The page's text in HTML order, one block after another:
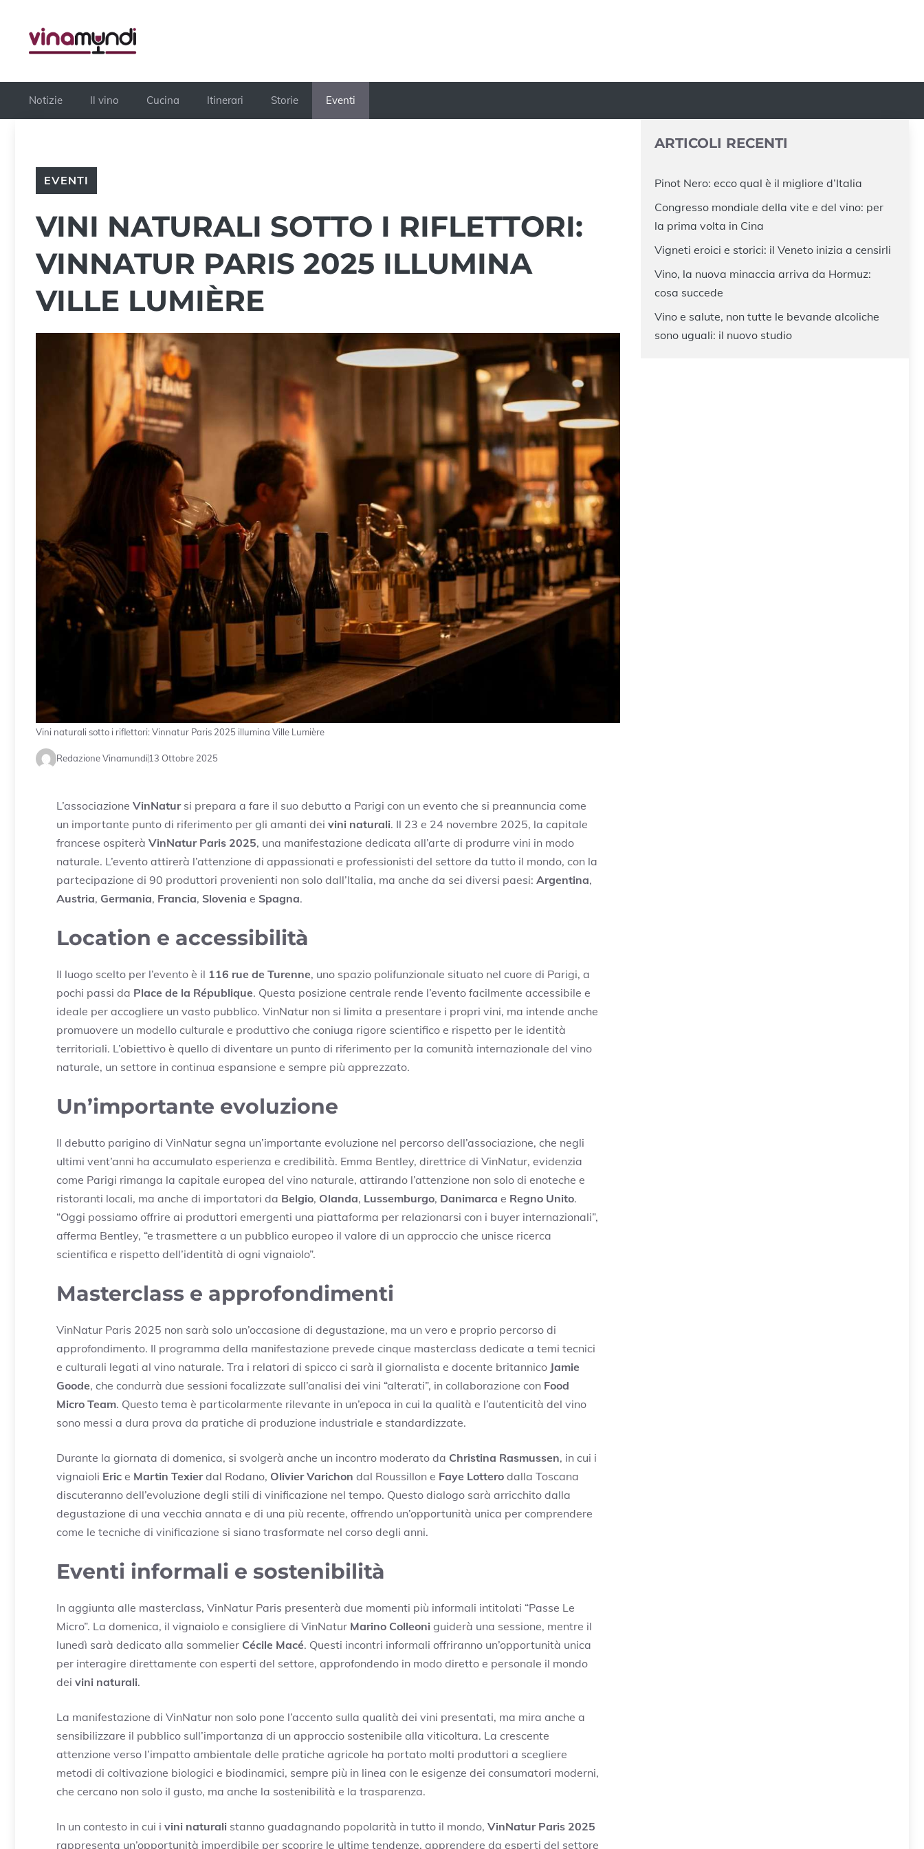
contenuto
Notizie Il vino Cucina Itinerari Storie Eventi
EVENTI
VINI NATURALI SOTTO I RIFLETTORI:
VINNATUR PARIS 2025 ILLUMINA
VILLE LUMIÈRE
Vini naturali sotto i riflettori: Vinnatur Paris 2025 illumina Ville Lumière
Redazione Vinamundi13 Ottobre 2025
L’associazione VinNatursi prepara a fare il suo debutto a Parigi con un evento che si preannuncia come
un importante punto di riferimento per gli amanti dei vini naturali. Il 23 e 24 novembre 2025, la capitale
francese ospiterà VinNatur Paris 2025, una manifestazione dedicata all’arte di produrre vini in modo
naturale. L’evento attirerà l’attenzione di appassionati e professionisti del settore da tutto il mondo, con la
partecipazione di 90 produttori provenienti non solo dall’Italia, ma anche da sei diversi paesi: Argentina,
Austria, Germania, Francia, Slovenia e Spagna.
Location e accessibilità
Il luogo scelto per l’evento è il 116 rue de Turenne, uno spazio polifunzionale situato nel cuore di Parigi, a
pochi passi da Place de la République. Questa posizione centrale rende l’evento facilmente accessibile e
ideale per accogliere un vasto pubblico. VinNatur non si limita a presentare i propri vini, ma intende anche
promuovere un modello culturale e produttivo che coniuga rigore scientifico e rispetto per le identità
territoriali. L’obiettivo è quello di diventare un punto di riferimento per la comunità internazionale del vino
naturale, un settore in continua espansione e sempre più apprezzato.
Un’importante evoluzione
Il debutto parigino di VinNatur segna un’importante evoluzione nel percorso dell’associazione, che negli
ultimi vent’anni ha accumulato esperienza e credibilità. Emma Bentley, direttrice di VinNatur, evidenzia
come Parigi rimanga la capitale europea del vino naturale, attirando l’attenzione non solo di enoteche e
ristoranti locali, ma anche di importatori da Belgio, Olanda, Lussemburgo, Danimarca e Regno Unito.
“Oggi possiamo offrire ai produttori emergenti una piattaforma per relazionarsi con i buyer internazionali”,
afferma Bentley, “e trasmettere a un pubblico europeo il valore di un approccio che unisce ricerca
scientifica e rispetto dell’identità di ogni vignaiolo”.
Masterclass e approfondimenti
VinNatur Paris 2025 non sarà solo un’occasione di degustazione, ma un vero e proprio percorso di
approfondimento. Il programma della manifestazione prevede cinque masterclass dedicate a temi tecnici
e culturali legati al vino naturale. Tra i relatori di spicco ci sarà il giornalista e docente britannico Jamie
Goode, che condurrà due sessioni focalizzate sull’analisi dei vini “alterati”, in collaborazione con Food
Micro Team. Questo tema è particolarmente rilevante in un’epoca in cui la qualità e l’autenticità del vino
sono messi a dura prova da pratiche di produzione industriale e standardizzate.
Durante la giornata di domenica, si svolgerà anche un incontro moderato da Christina Rasmussen, in cui i
vignaioli Eric e Martin Texierdal Rodano, Olivier Varichon dal Roussillon e Faye Lottero dalla Toscana
discuteranno dell’evoluzione degli stili di vinificazione nel tempo. Questo dialogo sarà arricchito dalla
degustazione di una vecchia annata e di una più recente, offrendo un’opportunità unica per comprendere
come le tecniche di vinificazione si siano trasformate nel corso degli anni.
Eventi informali e sostenibilità
In aggiunta alle masterclass, VinNatur Paris presenterà due momenti più informali intitolati “Passe Le
Micro”. La domenica, il vignaiolo e consigliere di VinNatur Marino Colleoni guiderà una sessione, mentre il
lunedì sarà dedicato alla sommelier Cécile Macé. Questi incontri informali offriranno un’opportunità unica
per interagire direttamente con esperti del settore, approfondendo in modo diretto e personale il mondo
dei vini naturali.
La manifestazione di VinNatur non solo pone l’accento sulla qualità dei vini presentati, ma mira anche a
sensibilizzare il pubblico sull’importanza di un approccio sostenibile alla viticoltura. La crescente
attenzione verso l’impatto ambientale delle pratiche agricole ha portato molti produttori a scegliere
metodi di coltivazione biologici e biodinamici, sempre più in linea con le esigenze dei consumatori moderni,
che cercano non solo il gusto, ma anche la sostenibilità e la trasparenza.
In un contesto in cui i vini naturali stanno guadagnando popolarità in tutto il mondo, VinNatur Paris 2025
rappresenta un’opportunità imperdibile per scoprire le ultime tendenze, apprendere da esperti del settore
ARTICOLI RECENTI
Pinot Nero: ecco qual è il migliore d’Italia
Congresso mondiale della vite e del vino: per
la prima volta in Cina
Vigneti eroici e storici: il Veneto inizia a censirli
Vino, la nuova minaccia arriva da Hormuz:
cosa succede
Vino e salute, non tutte le bevande alcoliche
sono uguali: il nuovo studio